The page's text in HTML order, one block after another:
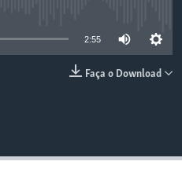
2:55
Faça o Download